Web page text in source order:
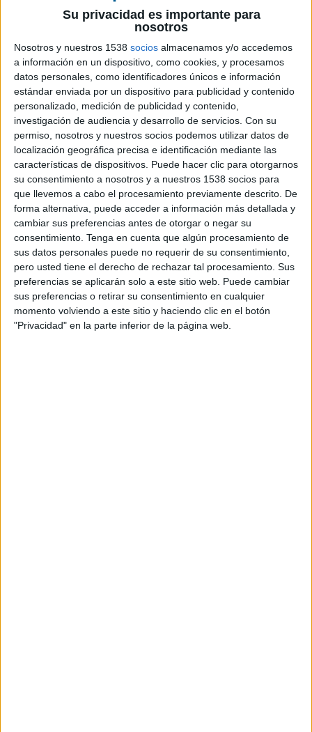
Su privacidad es importante para
nosotros
Nosotros y nuestros 1538 socios almacenamos y/o accedemos
a información en un dispositivo, como cookies, y procesamos
datos personales, como identificadores únicos e información
estándar enviada por un dispositivo para publicidad y contenido
personalizado, medición de publicidad y contenido,
investigación de audiencia y desarrollo de servicios. Con su
permiso, nosotros y nuestros socios podemos utilizar datos de
localización geográfica precisa e identificación mediante las
características de dispositivos. Puede hacer clic para otorgarnos
su consentimiento a nosotros y a nuestros 1538 socios para
que llevemos a cabo el procesamiento previamente descrito. De
forma alternativa, puede acceder a información más detallada y
cambiar sus preferencias antes de otorgar o negar su
consentimiento. Tenga en cuenta que algún procesamiento de
sus datos personales puede no requerir de su consentimiento,
pero usted tiene el derecho de rechazar tal procesamiento. Sus
preferencias se aplicarán solo a este sitio web. Puede cambiar
sus preferencias o retirar su consentimiento en cualquier
momento volviendo a este sitio y haciendo clic en el botón
"Privacidad" en la parte inferior de la página web.
22 DE OCTUBRE DE 2012
IMPRIMIR
TWEET
SHARE
SHARE
ENVIAR